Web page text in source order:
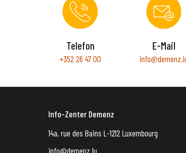
Telefon
+352 26 47 00
E-Mail
Info-Zenter Demenz
14a, rue des Bains L-1212 Luxembourg
info@demenz.lu